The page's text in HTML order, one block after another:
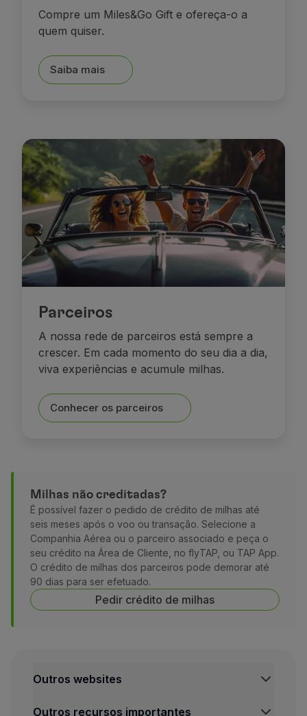
Compre um Miles&Go Gift e ofereça-o a
quem quiser.
Saiba mais
Parceiros
A nossa rede de parceiros está sempre a
crescer. Em cada momento do seu dia a dia,
viva experiências e acumule milhas.
Conhecer os parceiros
Milhas não creditadas?
É possível fazer o pedido de crédito de milhas até
seis meses após o voo ou transação. Selecione a
Companhia Aérea ou o parceiro associado e peça o
seu crédito na Área de Cliente, no flyTAP, ou TAP App.
O crédito de milhas dos parceiros pode demorar até
90 dias para ser efetuado.
Pedir crédito de milhas
Outros websites
Outros recursos importantes